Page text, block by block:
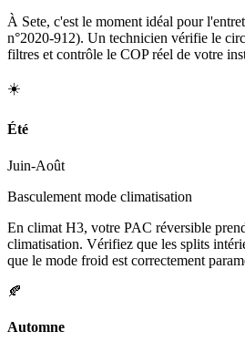
À Sete, c'est le moment idéal pour
n°2020-912). Un technicien vérifie le
filtres et contrôle le COP réel de votre
☀️
Été
Juin-Août
Basculement mode climatisation
En climat H3, votre PAC réversible
climatisation. Vérifiez que les splits
que le mode froid est correctement
🍂
Automne